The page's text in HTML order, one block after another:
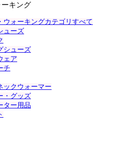
キング
ウォーキングカテゴリすべて
ューズ
シューズ
ェア
チ
ックウォーマー
・グッズ
ター用品